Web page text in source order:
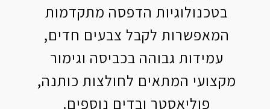
בטכנולוגיות הדפסה מתקדמות
המאפשרות לקבל צבעים חדים,
עמידות גבוהה בכביסה וגימור
מקצועי המתאים לחולצות כותנה,
פוליאסטר ובדים נוספים.